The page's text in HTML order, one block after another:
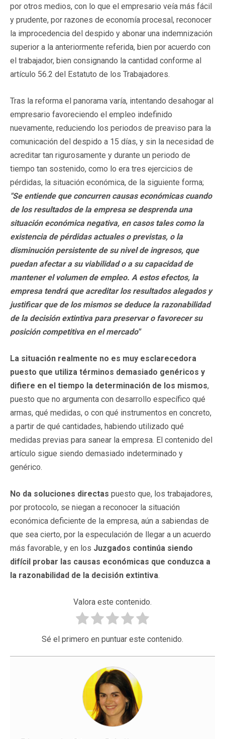
por otros medios, con lo que el empresario veía más fácil
y prudente, por razones de economía procesal, reconocer
la improcedencia del despido y abonar una indemnización
superior a la anteriormente referida, bien por acuerdo con
el trabajador, bien consignando la cantidad conforme al
artículo 56.2 del Estatuto de los Trabajadores.
Tras la reforma el panorama varía, intentando desahogar al
empresario favoreciendo el empleo indefinido
nuevamente, reduciendo los periodos de preaviso para la
comunicación del despido a 15 días, y sin la necesidad de
acreditar tan rigurosamente y durante un periodo de
tiempo tan sostenido, como lo era tres ejercicios de
pérdidas, la situación económica, de la siguiente forma;
"Se entiende que concurren causas económicas cuando
de los resultados de la empresa se desprenda una
situación económica negativa, en casos tales como la
existencia de pérdidas actuales o previstas, o la
disminución persistente de su nivel de ingresos, que
puedan afectar a su viabilidad o a su capacidad de
mantener el volumen de empleo. A estos efectos, la
empresa tendrá que acreditar los resultados alegados y
justificar que de los mismos se deduce la razonabilidad
de la decisión extintiva para preservar o favorecer su
posición competitiva en el mercado"
La situación realmente no es muy esclarecedora
puesto que utiliza términos demasiado genéricos y
difiere en el tiempo la determinación de los mismos,
puesto que no argumenta con desarrollo específico qué
armas, qué medidas, o con qué instrumentos en concreto,
a partir de qué cantidades, habiendo utilizado qué
medidas previas para sanear la empresa. El contenido del
artículo sigue siendo demasiado indeterminado y
genérico.
No da soluciones directas puesto que, los trabajadores,
por protocolo, se niegan a reconocer la situación
económica deficiente de la empresa, aún a sabiendas de
que sea cierto, por la especulación de llegar a un acuerdo
más favorable, y en los Juzgados continúa siendo
difícil probar las causas económicas que conduzca a
la razonabilidad de la decisión extintiva.
Valora este contenido.
Sé el primero en puntuar este contenido.